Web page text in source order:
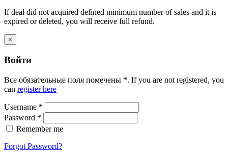
If deal did not acquired defined minimum number of sales and it is
expired or deleted, you will receive full refund.
×
Войти
Все обязательные поля помечены *. If you are not registered, you
can register here
Username *
Password *
Remember me
Forgot Password?